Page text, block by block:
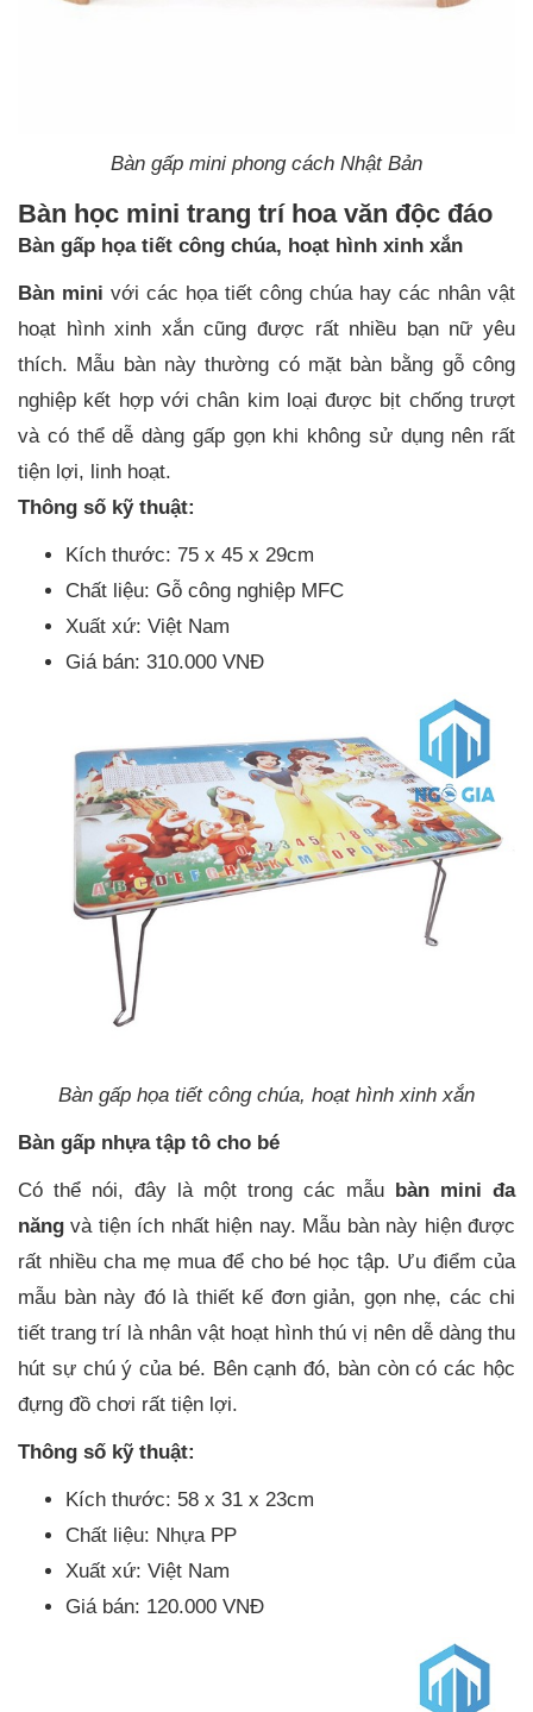
Bàn gấp mini phong cách Nhật Bản
Bàn học mini trang trí hoa văn độc đáo
Bàn gấp họa tiết công chúa, hoạt hình xinh xắn
Bàn mini với các họa tiết công chúa hay các nhân vật
hoạt hình xinh xắn cũng được rất nhiều bạn nữ yêu
thích. Mẫu bàn này thường có mặt bàn bằng gỗ công
nghiệp kết hợp với chân kim loại được bịt chống trượt
và có thể dễ dàng gấp gọn khi không sử dụng nên rất
tiện lợi, linh hoạt.
Thông số kỹ thuật:
Kích thước: 75 x 45 x 29cm
Chất liệu: Gỗ công nghiệp MFC
Xuất xứ: Việt Nam
Giá bán: 310.000 VNĐ
Bàn gấp họa tiết công chúa, hoạt hình xinh xắn
Bàn gấp nhựa tập tô cho bé
Có thể nói, đây là một trong các mẫu bàn mini đa
năng và tiện ích nhất hiện nay. Mẫu bàn này hiện được
rất nhiều cha mẹ mua để cho bé học tập. Ưu điểm của
mẫu bàn này đó là thiết kế đơn giản, gọn nhẹ, các chi
tiết trang trí là nhân vật hoạt hình thú vị nên dễ dàng thu
hút sự chú ý của bé. Bên cạnh đó, bàn còn có các hộc
đựng đồ chơi rất tiện lợi.
Thông số kỹ thuật:
Kích thước: 58 x 31 x 23cm
Chất liệu: Nhựa PP
Xuất xứ: Việt Nam
Giá bán: 120.000 VNĐ